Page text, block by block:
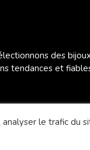
des
tendances et
le trafic du